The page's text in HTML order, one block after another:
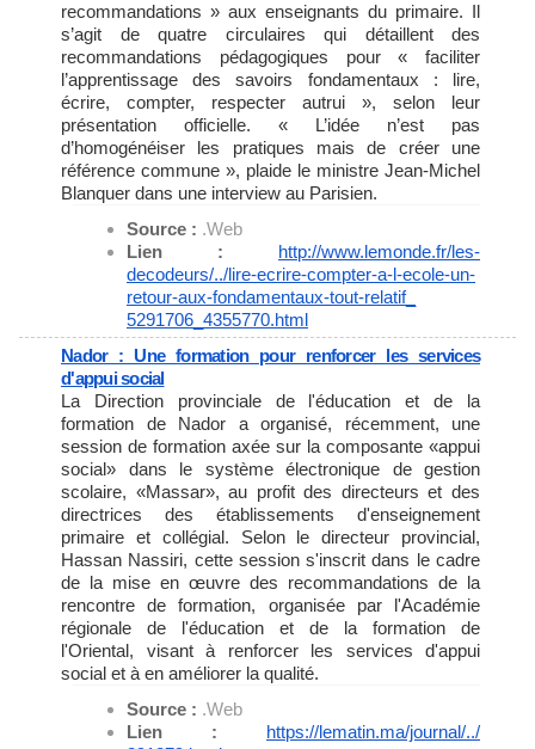
recommandations » aux enseignants du primaire. Il
s’agit de quatre circulaires qui détaillent des
recommandations pédagogiques pour « faciliter
l’apprentissage des savoirs fondamentaux : lire,
écrire, compter, respecter autrui », selon leur
présentation officielle. « L’idée n’est pas
d’homogénéiser les pratiques mais de créer une
référence commune », plaide le ministre Jean-Michel
Blanquer dans une interview au Parisien.
Source : .Web
Lien : http://www.lemonde.fr/les-
decodeurs/../lire-ecrire-compter-a-l-ecole-un-
retour-aux-fondamentaux-tout-relatif_
5291706_4355770.html
Nador : Une formation pour renforcer les services
d'appui social
La Direction provinciale de l'éducation et de la
formation de Nador a organisé, récemment, une
session de formation axée sur la composante «appui
social» dans le système électronique de gestion
scolaire, «Massar», au profit des directeurs et des
directrices des établissements d'enseignement
primaire et collégial. Selon le directeur provincial,
Hassan Nassiri, cette session s'inscrit dans le cadre
de la mise en œuvre des recommandations de la
rencontre de formation, organisée par l'Académie
régionale de l'éducation et de la formation de
l'Oriental, visant à renforcer les services d'appui
social et à en améliorer la qualité.
Source : .Web
Lien : https://lematin.ma/journal/../